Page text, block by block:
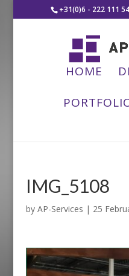
+31(0)6 - 222 111 54
HOME
IMG_5108
by AP-Services | 25